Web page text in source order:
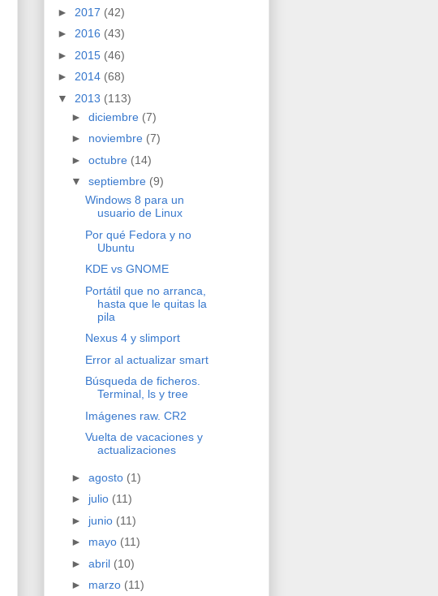
► 2017 (42)
► 2016 (43)
► 2015 (46)
► 2014 (68)
▼ 2013 (113)
► diciembre (7)
► noviembre (7)
► octubre (14)
▼ septiembre (9)
Windows 8 para un
usuario de Linux
Por qué Fedora y no
Ubuntu
KDE vs GNOME
Portátil que no arranca,
hasta que le quitas la
pila
Nexus 4 y slimport
Error al actualizar smart
Búsqueda de ficheros.
Terminal, ls y tree
Imágenes raw. CR2
Vuelta de vacaciones y
actualizaciones
► agosto (1)
► julio (11)
► junio (11)
► mayo (11)
► abril (10)
► marzo (11)